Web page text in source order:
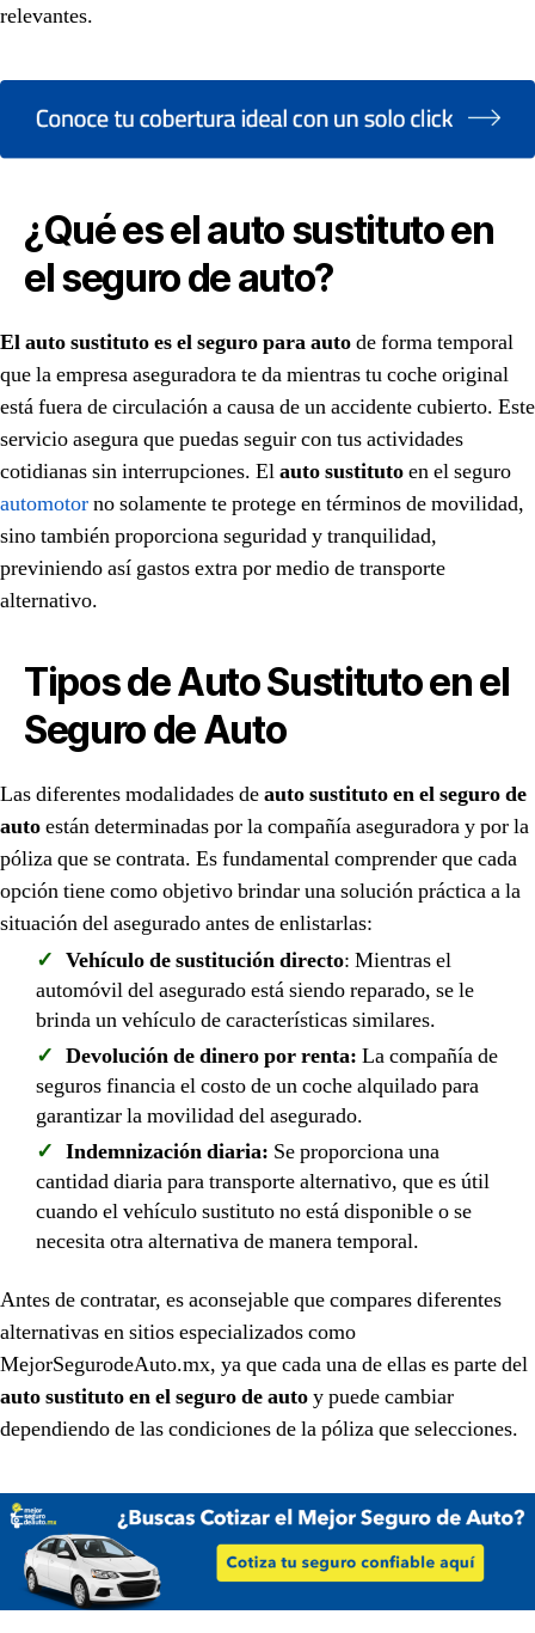
relevantes.
¿Qué es el auto sustituto en
el seguro de auto?
El auto sustituto es el seguro para autode forma temporal
que la empresa aseguradora te da mientras tu coche original
está fuera de circulación a causa de un accidente cubierto. Este
servicio asegura que puedas seguir con tus actividades
cotidianas sin interrupciones. Elauto sustitutoen el seguro
automotorno solamente te protege en términos de movilidad,
sino también proporciona seguridad y tranquilidad,
previniendo así gastos extra por medio de transporte
alternativo.
Tipos de Auto Sustituto en el
Seguro de Auto
Las diferentes modalidades deauto sustituto en el seguro de
autoestán determinadas por la compañía aseguradora y por la
póliza que se contrata. Es fundamental comprender que cada
opción tiene como objetivo brindar una solución práctica a la
situación del asegurado antes de enlistarlas:
Vehículo de sustitución directo: Mientras el
automóvil del asegurado está siendo reparado, se le
brinda un vehículo de características similares.
Devolución de dinero por renta: La compañía de
seguros financia el costo de un coche alquilado para
garantizar la movilidad del asegurado.
Indemnización diaria: Se proporciona una
cantidad diaria para transporte alternativo, que es útil
cuando el vehículo sustituto no está disponible o se
necesita otra alternativa de manera temporal.
Antes de contratar, es aconsejable que compares diferentes
alternativas en sitios especializados como
MejorSegurodeAuto.mx, ya que cada una de ellas es parte del
auto sustituto en el seguro de autoy puede cambiar
dependiendo de las condiciones de la póliza que selecciones.